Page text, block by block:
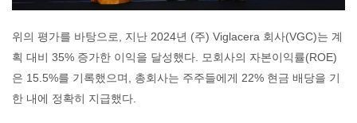
위의 평가를 바탕으로, 지난 2024년 (주) Viglacera 회사(VGC)는 계
획 대비 35% 증가한 이익을 달성했다. 모회사의 자본이익률(ROE)
은 15.5%를 기록했으며, 총회사는 주주들에게 22% 현금 배당을 기
한 내에 정확히 지급했다.